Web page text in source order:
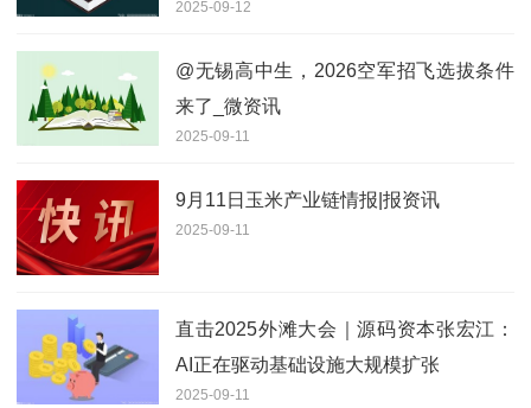
2025-09-12
@无锡高中生，2026空军招飞选拔条件
来了_微资讯
2025-09-11
9月11日玉米产业链情报|报资讯
2025-09-11
直击2025外滩大会｜源码资本张宏江：
AI正在驱动基础设施大规模扩张
2025-09-11